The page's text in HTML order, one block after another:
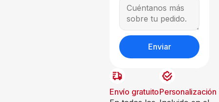
Enviar
Envío gratuitoPersonalización